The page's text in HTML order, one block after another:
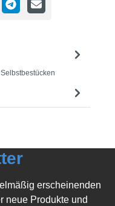
erscheinenden
neue Produkte und